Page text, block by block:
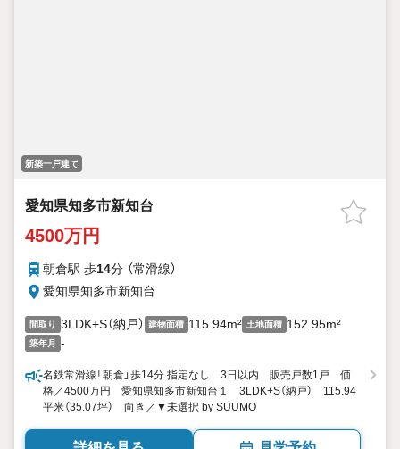
新築一戸建て
愛知県知多市新知台
4500万円
朝倉駅 歩14分 （常滑線）
愛知県知多市新知台
間取り 3LDK+S（納戸） 建物面積 115.94m² 土地面積 152.95m²
築年月 -
名鉄常滑線「朝倉」歩14分 指定なし 3日以内 販売戸数1戸 価
格／4500万円 愛知県知多市新知台１ 3LDK+S（納戸） 115.94
平米（35.07坪） 向き／▼未選択 by SUUMO